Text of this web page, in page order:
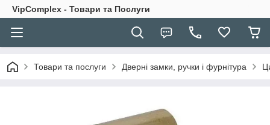
VipComplex - Товари та Послуги
Товари та послуги Дверні замки, ручки і фурнітура